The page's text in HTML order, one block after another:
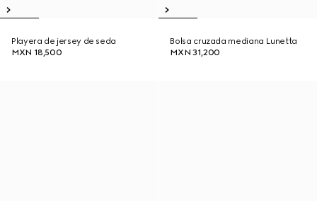
Playera de jersey de seda
MXN 18,500
Bolsa cruzada mediana Lunetta
MXN 31,200